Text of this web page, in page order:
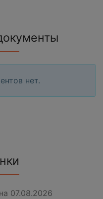
нет.
07.08.2026